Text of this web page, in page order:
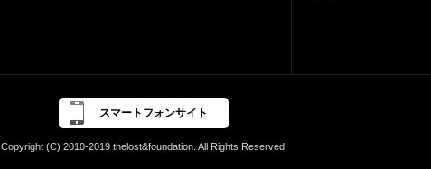
スマートフォンサイト
Copyright (C) 2010-2019 thelost&foundation. All Rights Reserved.